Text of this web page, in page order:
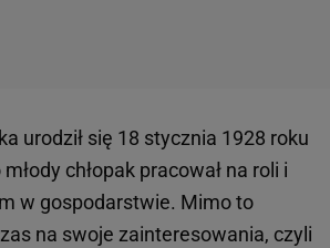
urodził się 18 stycznia 1928 roku
chłopak pracował na roli i
w gospodarstwie. Mimo to
na swoje zainteresowania, czyli